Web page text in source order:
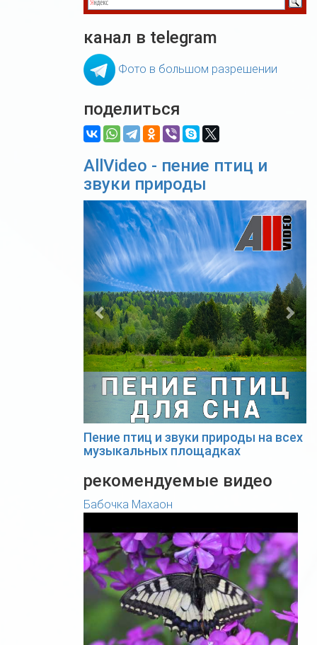
канал в telegram
Фото в большом разрешении
поделиться
AllVideo - пение птиц и
звуки природы
Previous
Пение птиц и звуки природы на всех
музыкальных площадках
рекомендуемые видео
Бабочка Махаон